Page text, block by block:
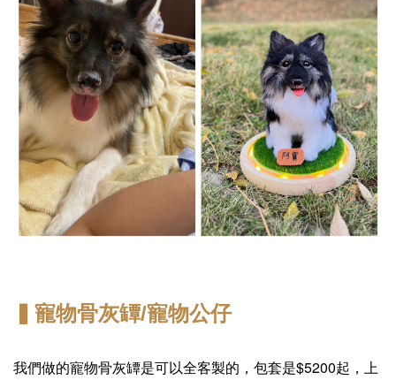
▍寵物骨灰罈/寵物公仔
我們做的寵物骨灰罈是可以全客製的， 包套是$5200起，上